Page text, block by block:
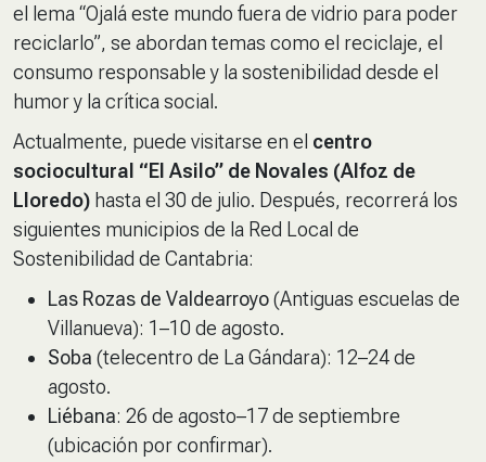
el lema“Ojalá este mundo fuera de vidrio para poder
reciclarlo”, se abordan temas como el reciclaje, el
consumo responsable y la sostenibilidad desde el
humor y la crítica social.
Actualmente, puede visitarse en el centro
sociocultural “El Asilo” de Novales (Alfoz de
Lloredo) hasta el 30 de julio. Después, recorrerá los
siguientes municipios de la Red Local de
Sostenibilidad de Cantabria:
Las Rozas de Valdearroyo(Antiguas escuelas de
Villanueva): 1–10 de agosto.
Soba (telecentro de La Gándara): 12–24 de
agosto.
Liébana: 26 de agosto–17 de septiembre
(ubicación por confirmar).